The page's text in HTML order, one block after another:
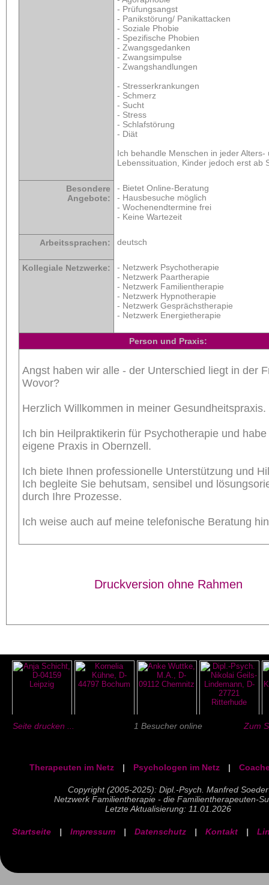
- Prüfungsangst
- Panikstörung/ Panikattacken
- Soziale Phobie
- Spezifische Phobien
- Zwangsgedanken
- Zwangsimpulse
- Zwangshandlungen
- Stresserkrankungen
- Schmerz
- Sucht
- Stress
- Schlafstörung
- Diät
Ich behandle Menschen in jeder Alters-
Lebenssituation, Kinder jedoch erst ab
Besondere
Angebote:
- Bietet Online-Beratung
- Hausbesuche möglich
- Wochenendtermine frei
- Keine Wartezeit
Arbeitssprachen: deutsch
Kollegiale Netzwerke:
- Netzwerk Psychotherapie
- Netzwerk Paartherapie
- Netzwerk Familientherapie
- Netzwerk Hypnotherapie
- Netzwerk Gesprächstherapie
- Netzwerk Energietherapie
Person und Praxis:
Angst haben wir alle - der Unterschied liegt in der
Wovor?
Herzlich Willkommen in meiner Gesundheitspraxis.
Ich bin Heilpraktikerin für Psychotherapie und
eigene Praxis in Obernzell.
Ich biete Ihnen professionelle Unterstützung und
Ich begleite Sie behutsam, sensibel und
durch Ihre Prozesse.
Ich weise auch auf meine telefonische Beratung
Druckversion ohne Rahmen
Seite drucken ... 1 Besucher online Zum
Therapeuten im Netz | Psychologen im Netz |
Copyright (2005-2025): Dipl.-Psych. Manfred Soeder
Netzwerk Familientherapie - die Familientherapeuten-
Letzte Aktualisierung: 11.01.2026
Startseite | Impressum | Datenschutz | Kontakt |